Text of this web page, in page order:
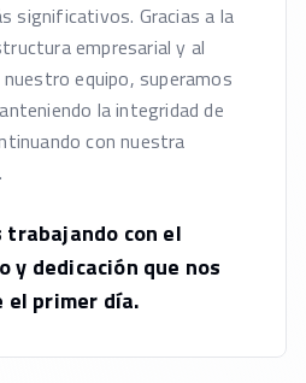
significativos. Gracias a la
empresarial y al
equipo, superamos
la integridad de
con nuestra
trabajando con el
y dedicación que nos
el primer día.